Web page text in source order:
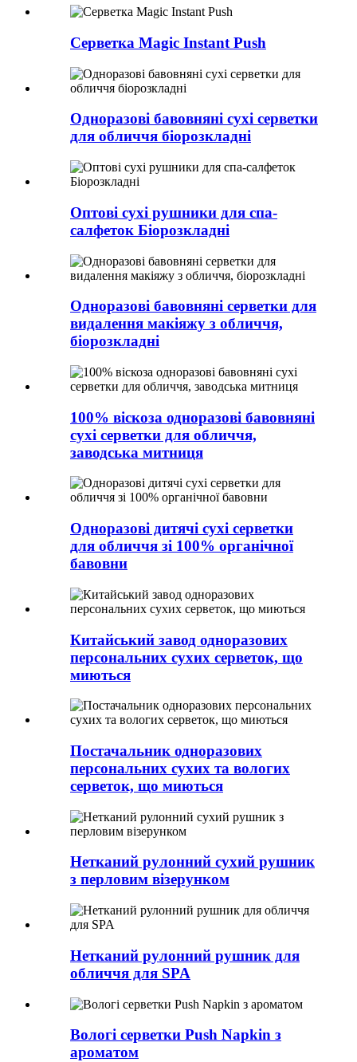
Серветка Magic Instant Push
Одноразові бавовняні сухі серветки
для обличчя біорозкладні
Оптові сухі рушники для спа-
салфеток Біорозкладні
Одноразові бавовняні серветки для
видалення макіяжу з обличчя,
біорозкладні
100% віскоза одноразові бавовняні
сухі серветки для обличчя,
заводська митниця
Одноразові дитячі сухі серветки
для обличчя зі 100% органічної
бавовни
Китайський завод одноразових
персональних сухих серветок, що
миються
Постачальник одноразових
персональних сухих та вологих
серветок, що миються
Нетканий рулонний сухий рушник
з перловим візерунком
Нетканий рулонний рушник для
обличчя для SPA
Вологі серветки Push Napkin з
ароматом